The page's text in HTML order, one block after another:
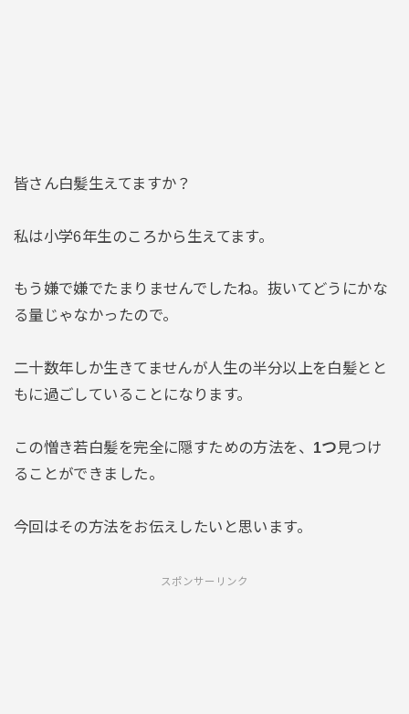
皆さん白髪生えてますか？
私は小学6年生のころから生えてます。
もう嫌で嫌でたまりませんでしたね。抜いてどうにかな
る量じゃなかったので。
二十数年しか生きてませんが人生の半分以上を白髪とと
もに過ごしていることになります。
この憎き若白髪を完全に隠すための方法を、 1つ 見つけ
ることができました。
今回はその方法をお伝えしたいと思います。
スポンサーリンク